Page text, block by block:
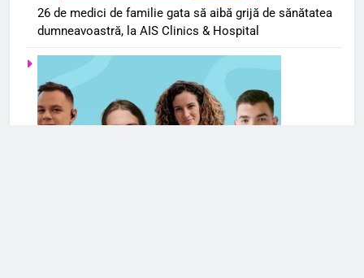
26 de medici de familie gata să aibă grijă de sănătatea
dumneavoastră, la AIS Clinics & Hospital